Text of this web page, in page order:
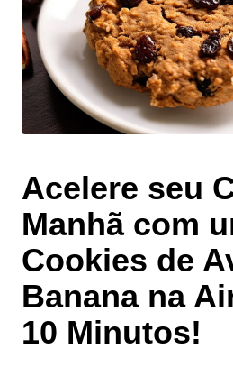
Acelere seu
Manhã com
Cookies de
Banana na
10 Minutos!